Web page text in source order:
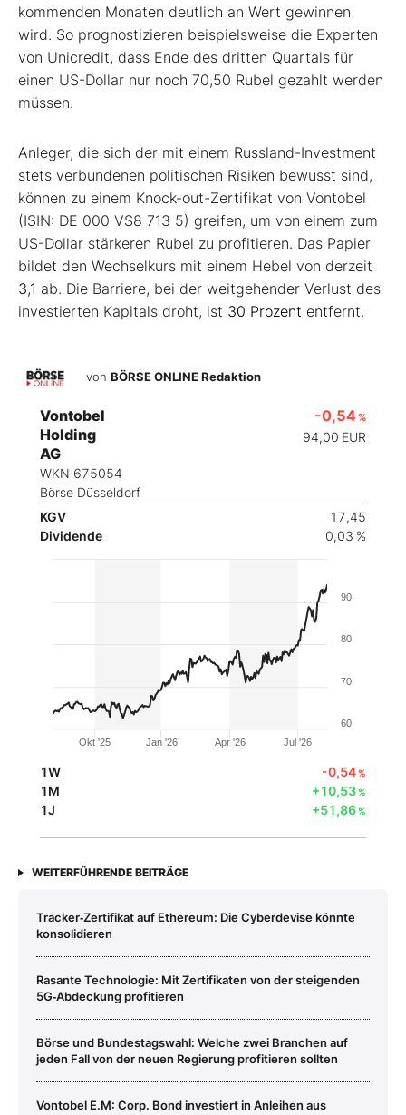
kommenden Monaten deutlich an Wert gewinnen
wird. So prognostizieren beispielsweise die Experten
von Unicredit, dass Ende des dritten Quartals für
einen US-Dollar nur noch 70,50 Rubel gezahlt werden
müssen.
Anleger, die sich der mit einem Russland-Investment
stets verbundenen politischen Risiken bewusst sind,
können zu einem Knock-out-Zertifikat von Vontobel
(ISIN: DE 000 VS8 713 5) greifen, um von einem zum
US-Dollar stärkeren Rubel zu profitieren. Das Papier
bildet den Wechselkurs mit einem Hebel von derzeit
3,1 ab. Die Barriere, bei der weitgehender Verlust des
investierten Kapitals droht, ist 30 Prozent entfernt.
von BÖRSE ONLINE Redaktion
Vontobel
Holding
AG
WKN 675054
Börse Düsseldorf
-0,54 %
94,00 EUR
KGV
17,45
Dividende
0,03 %
Okt '25 Jan '26 Apr '26 Jul '26
60
70
80
90
1W -0,54%
1M +10,53%
1J +51,86%
WEITERFÜHRENDE BEITRÄGE
Tracker‑Zertifikat auf Ethereum: Die Cyberdevise könnte
konsolidieren
Rasante Technologie: Mit Zertifikaten von der steigenden
5G‑Abdeckung profitieren
Börse und Bundestagswahl: Welche zwei Branchen auf
jeden Fall von der neuen Regierung profitieren sollten
Vontobel E.M: Corp. Bond investiert in Anleihen aus